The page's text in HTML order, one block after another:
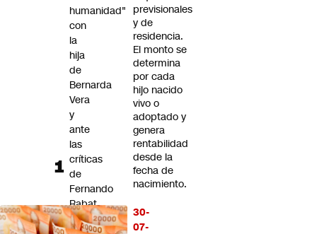
previsionales
y de
residencia.
El monto se
determina
por cada
hijo nacido
vivo o
adoptado y
genera
rentabilidad
desde la
fecha de
nacimiento.
30-
07-
humanidad"
con
la
hija
de
Bernarda
Vera
y
ante
las
críticas
de
Fernando
Rabat
sobre